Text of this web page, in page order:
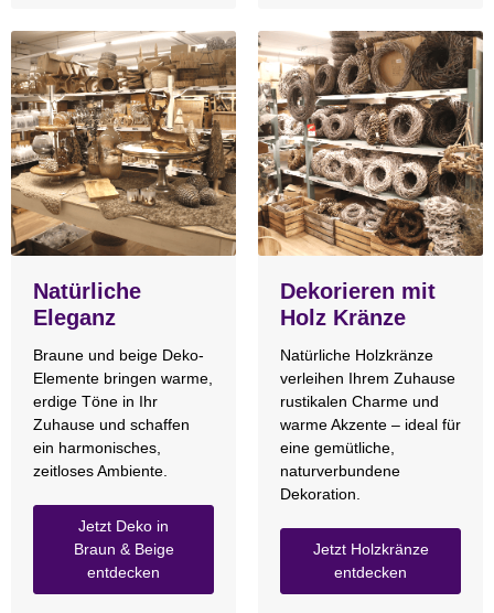
Natürliche
Eleganz
Braune und beige Deko-
Elemente bringen warme,
erdige Töne in Ihr
Zuhause und schaffen
ein harmonisches,
zeitloses Ambiente.
Jetzt Deko in
Braun & Beige
entdecken
Dekorieren mit
Holz Kränze
Natürliche Holzkränze
verleihen Ihrem Zuhause
rustikalen Charme und
warme Akzente – ideal für
eine gemütliche,
naturverbundene
Dekoration.
Jetzt Holzkränze
entdecken